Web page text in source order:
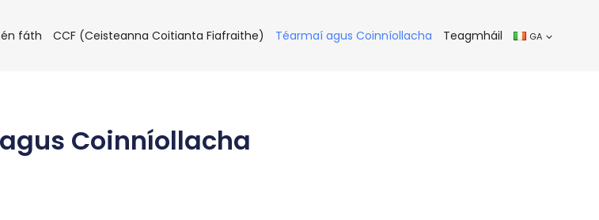
fáth CCF (Ceisteanna Coitianta Fiafraithe) Téarmaí agus Coinníollacha Teagmháil GA
Coinníollacha